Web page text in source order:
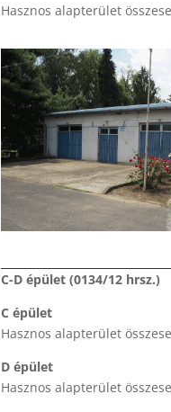
Hasznos alapterület
C-D épület (0134/12 hrsz.)
C épület
Hasznos alapterület
D épület
Hasznos alapterület